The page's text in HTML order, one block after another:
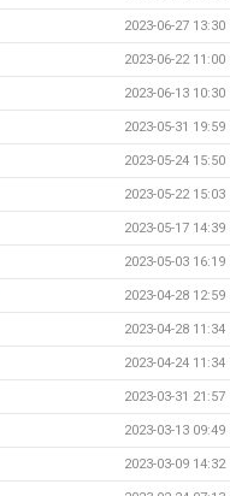
2023-06-27 13:30
2023-06-22 11:00
2023-06-13 10:30
2023-05-31 19:59
2023-05-24 15:50
2023-05-22 15:03
2023-05-17 14:39
2023-05-03 16:19
2023-04-28 12:59
2023-04-28 11:34
2023-04-24 11:34
2023-03-31 21:57
2023-03-13 09:49
2023-03-09 14:32